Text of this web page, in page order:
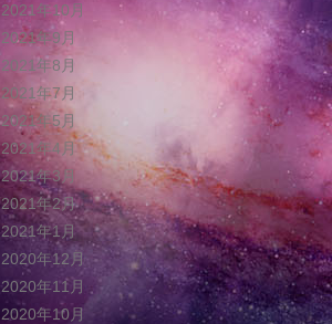
2021年10月
2021年9月
2021年8月
2021年7月
2021年5月
2021年4月
2021年3月
2021年2月
2021年1月
2020年12月
2020年11月
2020年10月